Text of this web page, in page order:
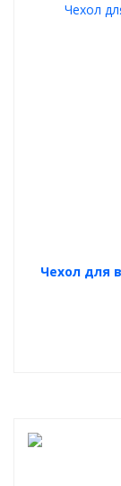
закрепляет
уже
Чехол для